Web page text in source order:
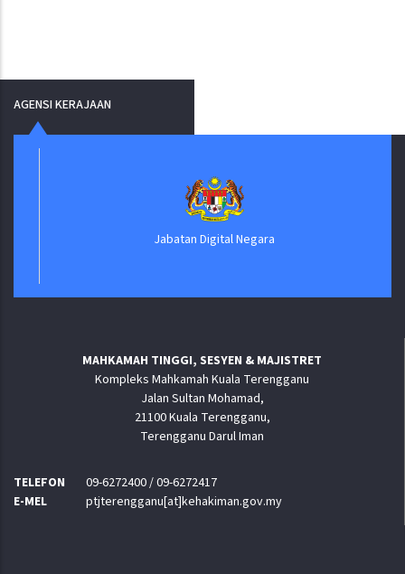
AGENSI KERAJAAN
Jabatan Digital Negara
MAHKAMAH TINGGI, SESYEN & MAJISTRET
Kompleks Mahkamah Kuala Terengganu
Jalan Sultan Mohamad,
21100 Kuala Terengganu,
Terengganu Darul Iman
TELEFON
09-6272400 / 09-6272417
E-MEL
ptjterengganu[at]kehakiman.gov.my